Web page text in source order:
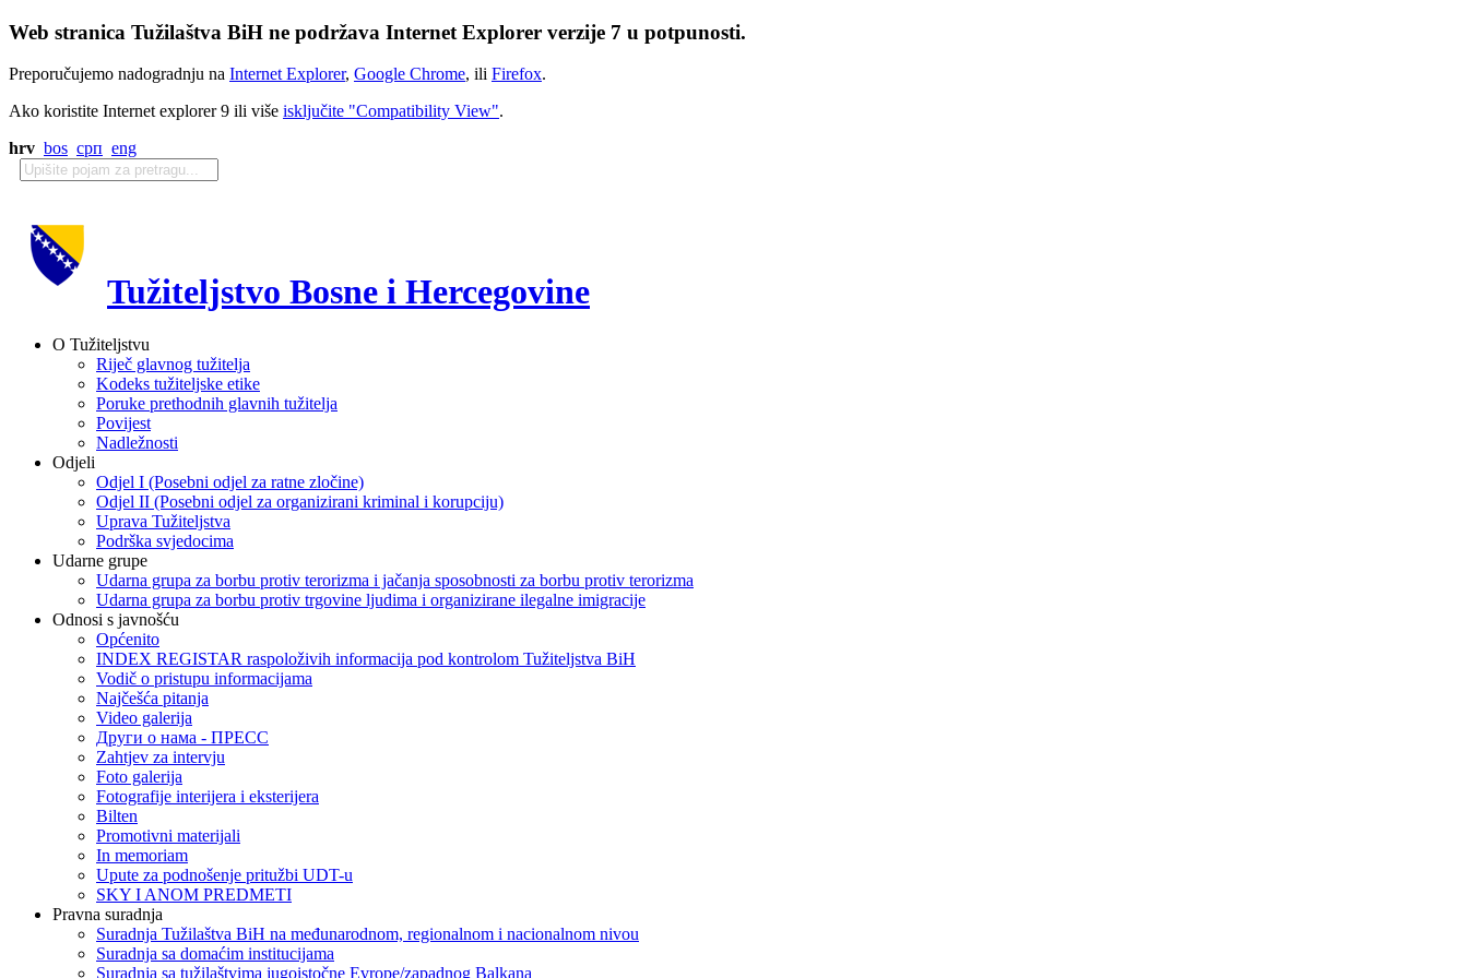
Web stranica Tužilaštva BiH ne podržava Internet Explorer verzije 7 u potpunosti.
Preporučujemo nadogradnju na Internet Explorer, Google Chrome, ili Firefox.
Ako koristite Internet explorer 9 ili više isključite "Compatibility View".
hrv bos срп eng
Tužiteljstvo Bosne i Hercegovine
O Tužiteljstvu
Riječ glavnog tužitelja
Kodeks tužiteljske etike
Poruke prethodnih glavnih tužitelja
Povijest
Nadležnosti
Odjeli
Odjel I (Posebni odjel za ratne zločine)
Odjel II (Posebni odjel za organizirani kriminal i korupciju)
Uprava Tužiteljstva
Podrška svjedocima
Udarne grupe
Udarna grupa za borbu protiv terorizma i jačanja sposobnosti za borbu protiv terorizma
Udarna grupa za borbu protiv trgovine ljudima i organizirane ilegalne imigracije
Odnosi s javnošću
Općenito
INDEX REGISTAR raspoloživih informacija pod kontrolom Tužiteljstva BiH
Vodič o pristupu informacijama
Najčešća pitanja
Video galerija
Други о нама - ПРЕСC
Zahtjev za intervju
Foto galerija
Fotografije interijera i eksterijera
Bilten
Promotivni materijali
In memoriam
Upute za podnošenje pritužbi UDT-u
SKY I ANOM PREDMETI
Pravna suradnja
Suradnja Tužilaštva BiH na međunarodnom, regionalnom i nacionalnom nivou
Suradnja sa domaćim institucijama
Suradnja sa tužilaštvima jugoistočne Evrope/zapadnog Balkana